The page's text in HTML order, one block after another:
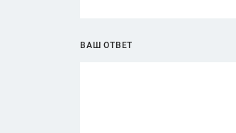
ВАШ ОТВЕТ